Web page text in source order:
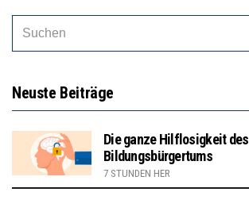
Neuste Beiträge
Die ganze Hilflosigkeit des
Bildungsbürgertums
7 STUNDEN HER